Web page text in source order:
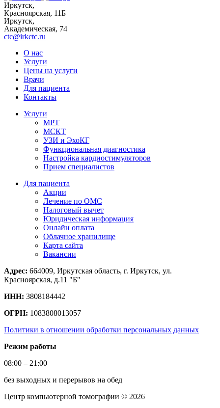
Иркутск,
Красноярская, 11Б
Иркутск,
Академическая, 74
ctc@irkctc.ru
О нас
Услуги
Цены на услуги
Врачи
Для пациента
Контакты
Услуги
МРТ
МСКТ
УЗИ и ЭхоКГ
Функциональная диагностика
Настройка кардиостимуляторов
Прием специалистов
Для пациента
Акции
Лечение по ОМС
Налоговый вычет
Юридическая информация
Онлайн оплата
Облачное хранилище
Карта сайта
Вакансии
Адрес: 664009, Иркутская область, г. Иркутск, ул.
Красноярская, д.11 "Б"
ИНН: 3808184442
ОГРН: 1083808013057
Политики в отношении обработки персональных данных
Режим работы
08:00 – 21:00
без выходных и перерывов на обед
Центр компьютерной томографии © 2026